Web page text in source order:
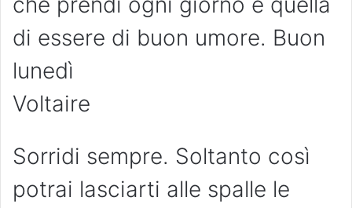
di essere di buon umore. Buon
lunedì
Voltaire
Sorridi sempre. Soltanto così
potrai lasciarti alle spalle le